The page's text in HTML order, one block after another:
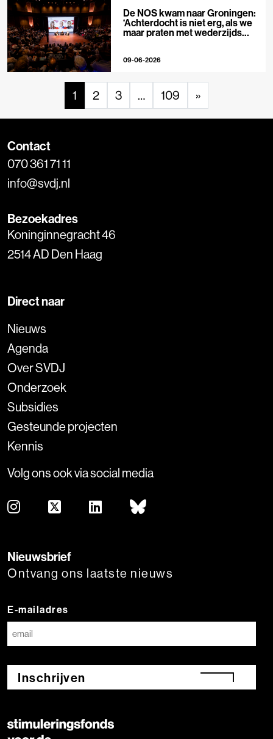
De NOS kwam naar Groningen:
‘Achterdocht is niet erg, als we
maar praten met wederzijds
09-06-2026
1 2 3 … 109 »
Contact
070 361 71 11
info@svdj.nl
Bezoekadres
Koninginnegracht 46
2514 AD Den Haag
Direct naar
Nieuws
Agenda
Over SVDJ
Onderzoek
Subsidies
Gesteunde projecten
Kennis
Volg ons ook via social media
Nieuwsbrief
Ontvang ons laatste nieuws
E-mailadres
Inschrijven